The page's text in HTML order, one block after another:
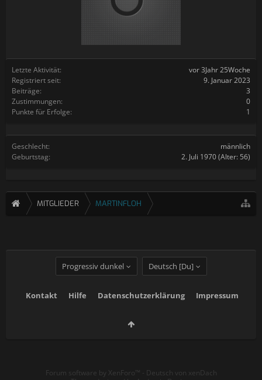
Letzte Aktivität:
vor 3Jahr 25Woche
Registriert seit:
9. Januar 2023
Beiträge:
3
Zustimmungen:
0
Punkte für Erfolge:
1
Geschlecht:
männlich
Geburtstag:
2. Juli 1970(Alter: 56)
MITGLIEDER MARTINFLOH
Progressiv dunkel Deutsch [Du]
Kontakt Hilfe Datenschutzerklärung Impressum
Forum software by XenForo™ - Deutsch von xenDach